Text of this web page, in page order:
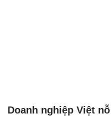
Doanh nghiệp Việt